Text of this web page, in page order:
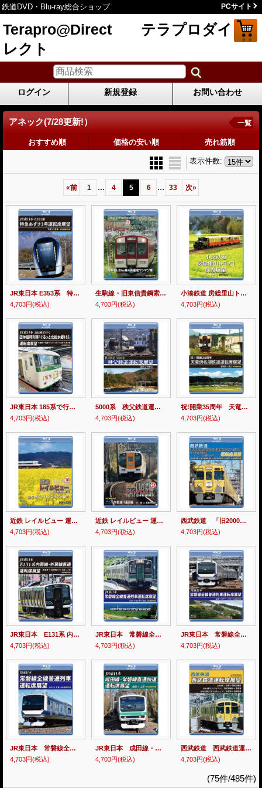
鉄道DVD・Blu-ray総合ショップ PCサイト
Terapro@Direct テラプロダイ
レクト
ログイン 新規登録 お問い合わせ
アネック(7/28更新!） 一覧
おすすめ順 価格の安い順 売れ筋順
表示件数:
«前 1 ... 4 5 6 ... 33 次»
JR東日本 E353系 特急あずさ3号 運転席展望 千葉 ⇒ 松本 4K撮影作品【BD】
4,703円(税込)
生駒線・旧東信貴鋼索線開業百周年 記念作品 近鉄 レイルビュー 運転席展望 Vol.11 生駒線 20m車4両編成ワンマン車 4K撮影作品【BD】
4,703円(税込)
小湊鉄道 房総里山トロッコ 前方展望 五井 ⇒ 養老渓谷 4K撮影作品【BD】
4,703円(税込)
JR東日本 185系で行く 団体臨時列車「ぐるっと北総水郷185」 運転席展望 千葉駅 ⇒ 鹿島サッカースタジアム駅 ⇒ 銚子駅 4K撮影作品【BD】
4,703円(税込)
5000系 秩父鉄道運転席展望 羽生 ⇒ 三峰口【BD】
4,703円(税込)
祝!開業35周年 天竜浜名湖鉄道運転席展望 新所原→掛川 4K撮影作品【BD】
4,703円(税込)
近鉄 レイルビュー 運転席展望 Vol.10 乙特急 アーバンライナーplus 4K撮影作品【BD】
4,703円(税込)
近鉄 レイルビュー 運転席展望 Vol.9 京都線・橿原線 4K撮影作品【BD】
4,703円(税込)
西武鉄道 「旧2000系最後の8両編成2007Fで行く! 南入曽車両基地とヒ・ミ・ツの撮影会場!」ツアー 運転席展望【BD】
4,703円(税込)
JR東日本 E131系 内房線・外房線直通運転席展望 木更津 ⇒ 安房鴨川 ⇒ 上総一ノ宮 4K撮影作品【BD】
4,703円(税込)
JR東日本 常磐線全線普通列車運転席展望 いわき⇒原ノ町⇒仙台【BD】
4,703円(税込)
JR東日本 常磐線全線普通列車運転席展望 土浦⇒水戸⇒いわき【BD】
4,703円(税込)
JR東日本 常磐線全線普通列車運転席展望 品川→土浦 【BD】
4,703円(税込)
JR東日本 成田線・常磐線直通快速運転席展望 成田⇒上野 4K撮影作品【BD】
4,703円(税込)
西武鉄道 西武鉄道運転席展望 池袋 ⇒ 西武球場前 ⇒ 多摩湖 ⇒ 西武新宿 4K撮影作品【BD】
4,703円(税込)
(75件/485件)